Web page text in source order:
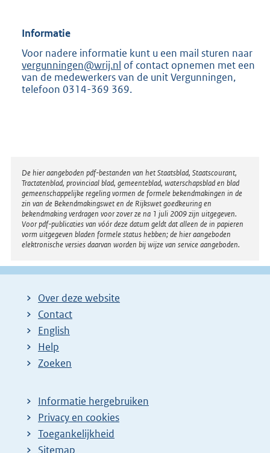
Informatie
Voor nadere informatie kunt u een mail sturen naar
vergunningen@wrij.nl of contact opnemen met een
van de medewerkers van de unit Vergunningen,
telefoon 0314-369 369.
Disclaimer
De hier aangeboden pdf-bestanden van het Staatsblad, Staatscourant,
Tractatenblad, provinciaal blad, gemeenteblad, waterschapsblad en blad
gemeenschappelijke regeling vormen de formele bekendmakingen in de
zin van de Bekendmakingswet en de Rijkswet goedkeuring en
bekendmaking verdragen voor zover ze na 1 juli 2009 zijn uitgegeven.
Voor pdf-publicaties van vóór deze datum geldt dat alleen de in papieren
vorm uitgegeven bladen formele status hebben; de hier aangeboden
elektronische versies daarvan worden bij wijze van service aangeboden.
Over deze website
Contact
English
Help
Zoeken
Informatie hergebruiken
Privacy en cookies
Toegankelijkheid
Sitemap